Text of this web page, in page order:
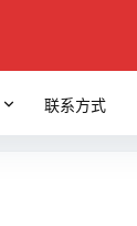
联系方式